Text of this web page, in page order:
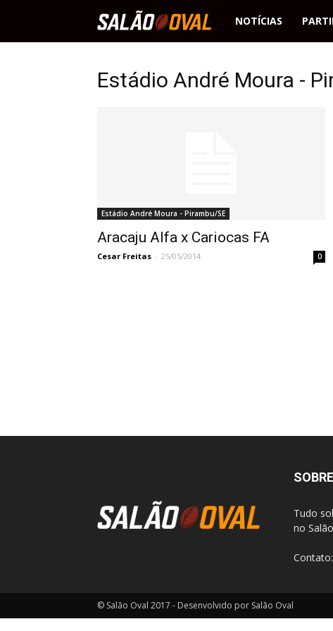
Salão
NOTÍCIAS
Estádio André Moura -
Estádio André Moura - Pirambu/SE
Aracaju Alfa x Cariocas FA
Cesar Freitas - 25/05/2014 0
Tudo
no
Contato:
© Salão Oval 2017 - Desenvolvido por Salão Oval